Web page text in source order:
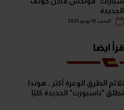
الجديدة
السبت 10 يونيو 2023
إقرأ ايضا
تلائم الطرق الوعرة أكثر.. هوندا
تطلق "باسبورت" الجديدة كليًا